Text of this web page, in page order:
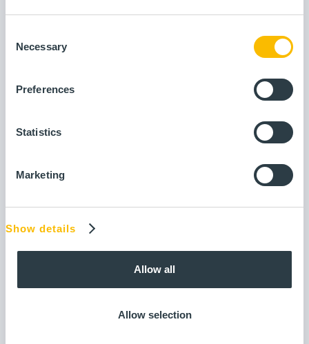
Selection
Necessary
Preferences
Statistics
Marketing
Show details
Allow all
Allow selection